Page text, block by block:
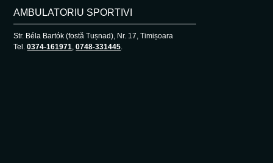
AMBULATORIU SPORTIVI
Str. Béla Bartók (fostă Tușnad), Nr. 17, Timișoara
Tel.0374-161971,0748-331445.